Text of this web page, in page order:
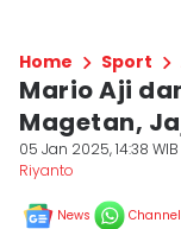
Home Sport
Mario Aji
Magetan,
05 Jan 2025, 14:38 WIB
Riyanto
News Channel